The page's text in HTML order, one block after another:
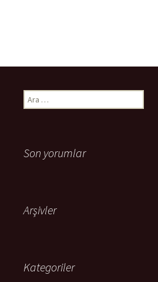
Arama:
Son yorumlar
Arşivler
Kategoriler